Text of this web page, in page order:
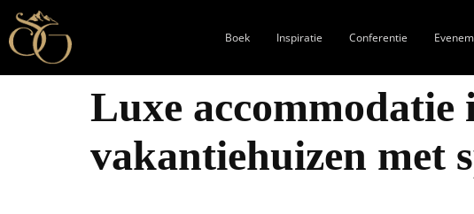
Boek Inspiratie Conferentie
Luxe accommodatie
vakantiehuizen met